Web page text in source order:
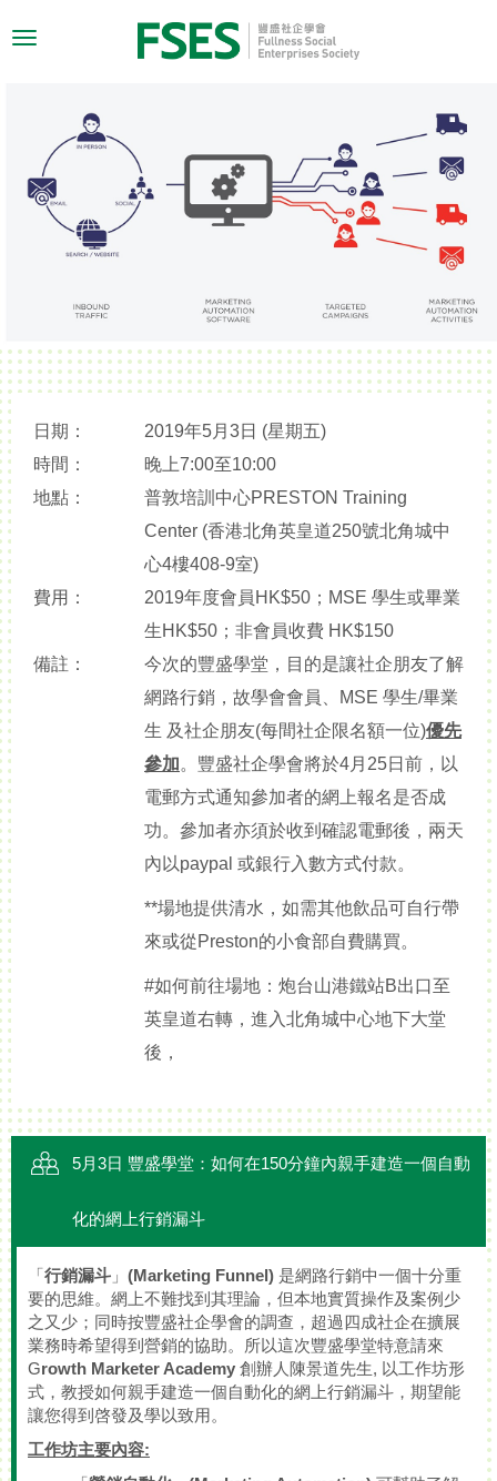
Toggle
日期：
2019年5月3日 (星期五)
時間：
晚上7:00至10:00
地點：
普敦培訓中心PRESTON Training
Center (香港北角英皇道250號北角城中
心4樓408-9室)
費用：
2019年度會員HK$50；MSE 學生或畢業
生HK$50；非會員收費 HK$150
備註：
今次的豐盛學堂，目的是讓社企朋友了解
網路行銷，故學會會員、MSE 學生/畢業
生 及社企朋友(每間社企限名額一位)優先
參加。豐盛社企學會將於4月25日前，以
電郵方式通知參加者的網上報名是否成
功。參加者亦須於收到確認電郵後，兩天
內以paypal 或銀行入數方式付款。
**場地提供清水，如需其他飲品可自行帶
來或從Preston的小食部自費購買。
#如何前往場地：炮台山港鐵站B出口至
英皇道右轉，進入北角城中心地下大堂
後，
5月3日 豐盛學堂：如何在150分鐘內親手建造一個自動
化的網上行銷漏斗
「行銷漏斗 」 (Marketing Funnel) 是網路行銷中一個十分重
要的思維。網上不難找到其理論，但本地實質操作及案例少
之又少；同時按豐盛社企學會的調查，超過四成社企在擴展
業務時希望得到營銷的協助。所以這次豐盛學堂特意請來
Growth Marketer Academy 創辦人陳景道先生, 以工作坊形
式，教授如何親手建造一個自動化的網上行銷漏斗，期望能
讓您得到啓發及學以致用。
工作坊主要內容: